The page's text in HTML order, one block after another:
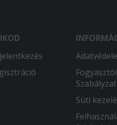
Szabályzat
Süti